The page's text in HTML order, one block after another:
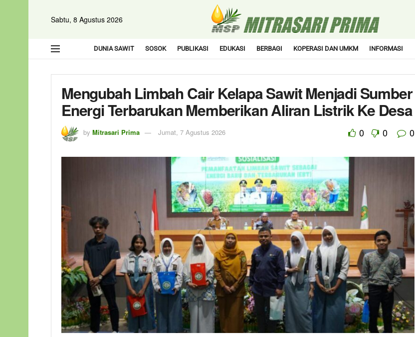
Sabtu, 8 Agustus 2026
DUNIA SAWIT SOSOK PUBLIKASI EDUKASI BERBAGI KOPERASI DAN UMKM INFORMASI
Mengubah Limbah Cair Kelapa Sawit Menjadi Sumber
Energi Terbarukan Memberikan Aliran Listrik Ke Desa
by Mitrasari Prima Jumat, 7 Agustus 2026 0 0 0